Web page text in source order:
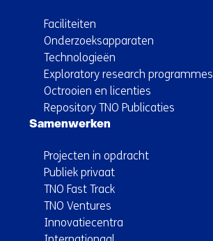
Faciliteiten
Onderzoeksapparaten
Technologieën
Exploratory research programmes
Octrooien en licenties
Repository TNO Publicaties
Samenwerken
Projecten in opdracht
Publiek privaat
TNO Fast Track
TNO Ventures
Innovatiecentra